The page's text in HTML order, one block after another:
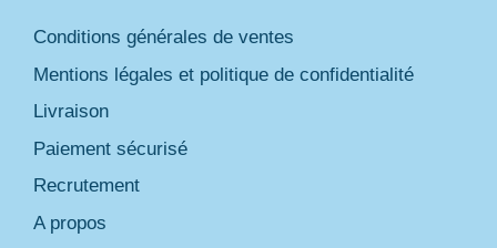
Conditions générales de ventes
Mentions légales et politique de confidentialité
Livraison
Paiement sécurisé
Recrutement
A propos